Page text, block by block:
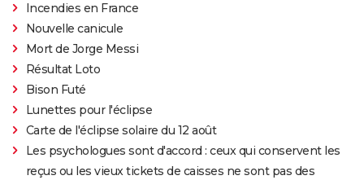
Incendies en France
Nouvelle canicule
Mort de Jorge Messi
Résultat Loto
Bison Futé
Lunettes pour l'éclipse
Carte de l'éclipse solaire du 12 août
Les psychologues sont d'accord : ceux qui conservent les
reçus ou les vieux tickets de caisses ne sont pas des